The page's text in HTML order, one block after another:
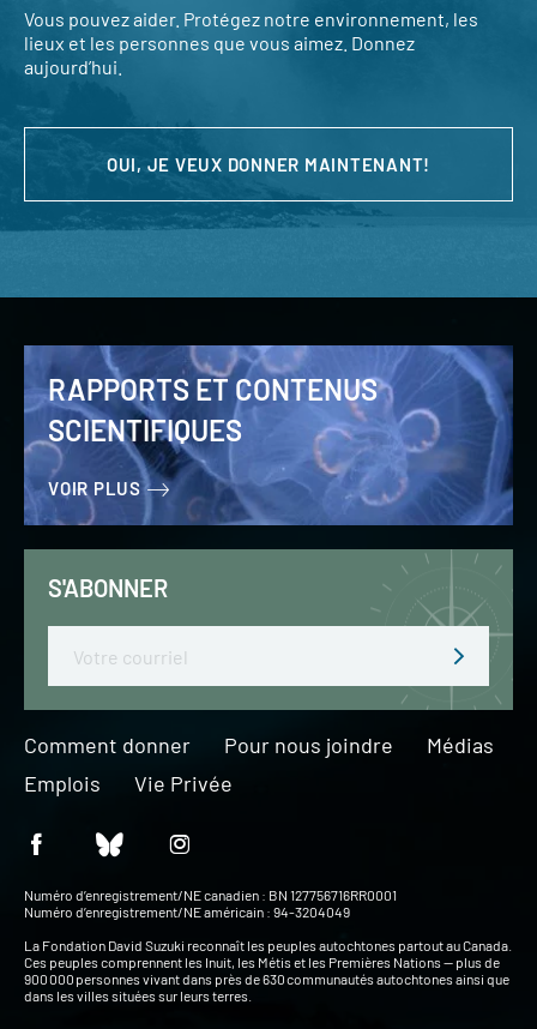
Vous pouvez aider. Protégez notre environnement, les
lieux et les personnes que vous aimez. Donnez
aujourd’hui.
OUI, JE VEUX DONNER MAINTENANT!
RAPPORTS ET CONTENUS
SCIENTIFIQUES
VOIR PLUS
S'ABONNER
Comment donner Pour nous joindre
Médias
Emplois
Vie Privée
Numéro d’enregistrement/NE canadien : BN 127756716RR0001
Numéro d’enregistrement/NE américain : 94-3204049
La Fondation David Suzuki reconnaît les peuples autochtones partout au Canada.
Ces peuples comprennent les Inuit, les Métis et les Premières Nations — plus de
900 000 personnes vivant dans près de 630 communautés autochtones ainsi que
dans les villes situées sur leurs terres.